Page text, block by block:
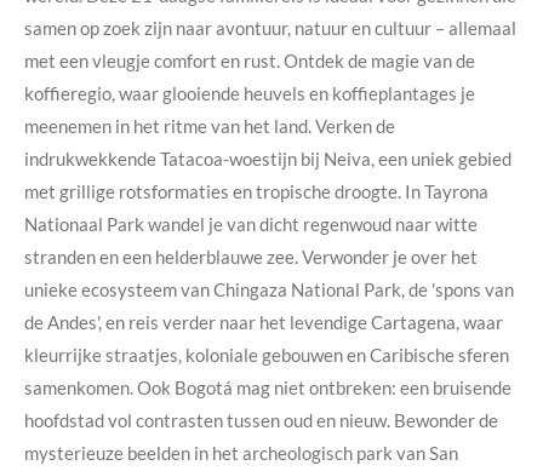
samen op zoek zijn naar avontuur, natuur en cultuur – allemaal
met een vleugje comfort en rust. Ontdek de magie van de
koffieregio, waar glooiende heuvels en koffieplantages je
meenemen in het ritme van het land. Verken de
indrukwekkende Tatacoa-woestijn bij Neiva, een uniek gebied
met grillige rotsformaties en tropische droogte. In Tayrona
Nationaal Park wandel je van dicht regenwoud naar witte
stranden en een helderblauwe zee. Verwonder je over het
unieke ecosysteem van Chingaza National Park, de 'spons van
de Andes', en reis verder naar het levendige Cartagena, waar
kleurrijke straatjes, koloniale gebouwen en Caribische sferen
samenkomen. Ook Bogotá mag niet ontbreken: een bruisende
hoofdstad vol contrasten tussen oud en nieuw. Bewonder de
mysterieuze beelden in het archeologisch park van San